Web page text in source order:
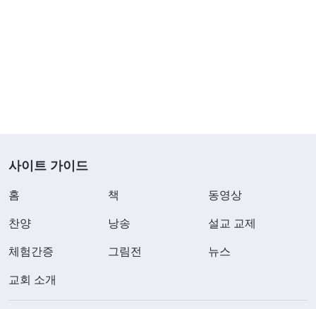
사이트 가이드
홈 책 동영상
찬양 낭송 설교 교제
체험간증 그림전 뉴스
교회 소개